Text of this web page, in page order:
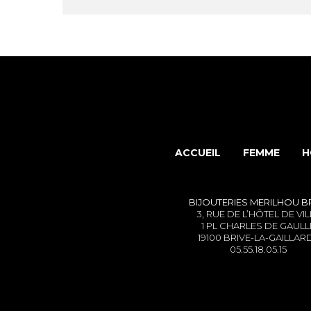
ACCUEIL FEMME
BIJOUTERIES MERILHOU
3, RUE DE L’HÔTEL DE
1 PL CHARLES DE
19100 BRIVE-LA-
05.55.18.05.15